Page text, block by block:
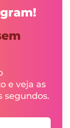
e veja as
segundos.